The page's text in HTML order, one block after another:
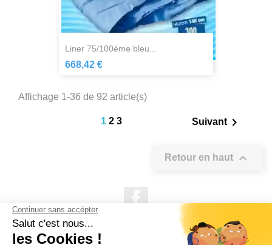
liner 75/100ème bleu...
668,42 €
Affichage 1-36 de 92 article(s)
1 2 3 Suivant
Retour en haut 